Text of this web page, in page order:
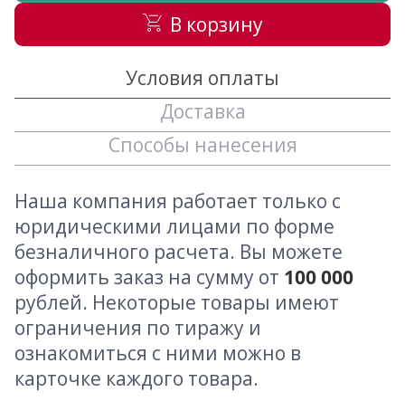
В корзину
Условия оплаты
Доставка
Способы нанесения
Наша компания работает только с
юридическими лицами по форме
безналичного расчета. Вы можете
оформить заказ на сумму от 100 000
рублей. Некоторые товары имеют
ограничения по тиражу и
ознакомиться с ними можно в
карточке каждого товара.